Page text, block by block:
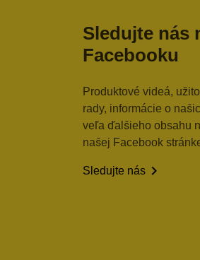
Sledujte nás
Facebooku
Produktové videá,
rady, informácie o
veľa ďalšieho obsahu
našej Facebook
Sledujte nás 